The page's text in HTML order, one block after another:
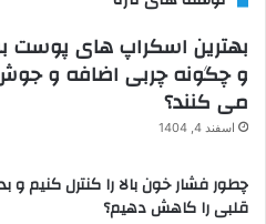
بهترین اسکراپ های پوست
و چگونه چربی اضافه و
می کنند؟
اسفند 4, 1404
چطور فشار خون بالا را کنترل کنیم
قلبی را کاهش دهیم؟